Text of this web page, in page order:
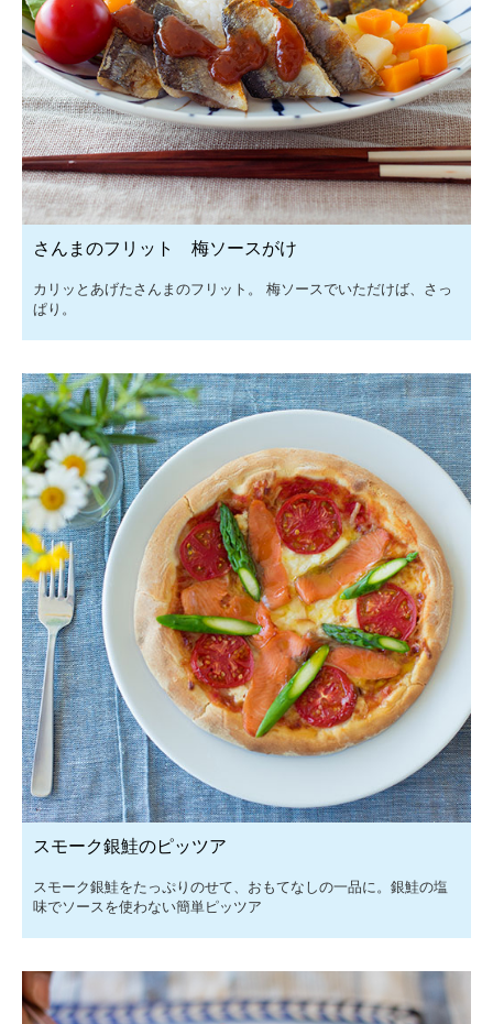
さんまのフリット 梅ソースがけ
カリッとあげたさんまのフリット。 梅ソースでいただけば、さっ
ぱり。
スモーク銀鮭のピッツア
スモーク銀鮭をたっぷりのせて、おもてなしの一品に。銀鮭の塩
味でソースを使わない簡単ピッツア